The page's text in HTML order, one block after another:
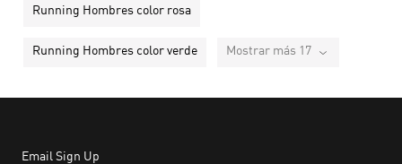
Running Hombres color rosa
Running Hombres color verde Mostrar más 17